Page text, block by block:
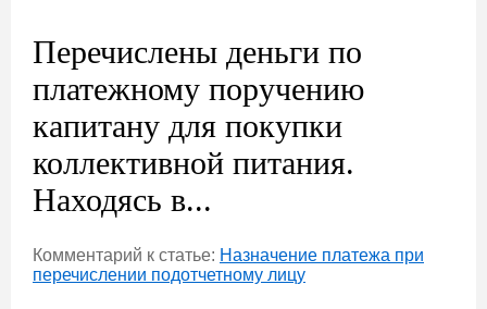
Перечислены деньги по
платежному поручению
капитану для покупки
коллективной питания.
Находясь в...
Комментарий к статье: Назначение платежа при
перечислении подотчетному лицу